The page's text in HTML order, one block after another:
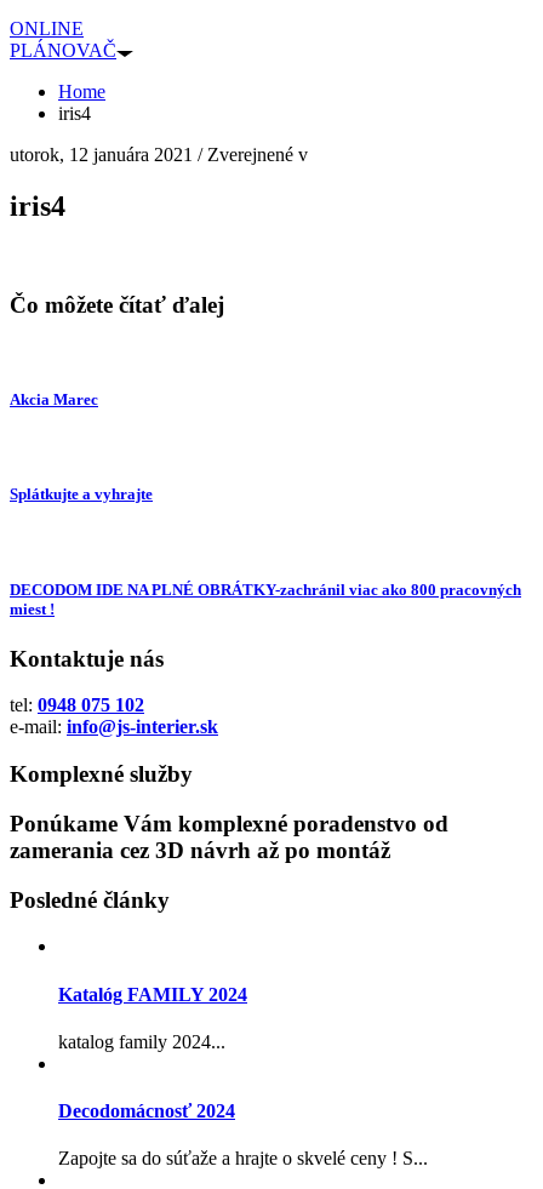
ONLINE
PLÁNOVAČ
Home
iris4
utorok, 12 januára 2021 /Zverejnené v
iris4
Čo môžete čítať ďalej
Akcia Marec
Splátkujte a vyhrajte
DECODOM IDE NA PLNÉ OBRÁTKY-zachránil viac ako 800 pracovných
miest !
Kontaktuje nás
tel: 0948 075 102
e-mail: info@js-interier.sk
Komplexné služby
Ponúkame Vám komplexné poradenstvo od
zamerania cez 3D návrh až po montáž
Posledné články
Katalóg FAMILY 2024
katalog family 2024...
Decodomácnosť 2024
Zapojte sa do súťaže a hrajte o skvelé ceny ! S...